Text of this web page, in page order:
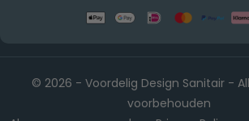
© 2026 - Voordelig Design Sanitair -
voorbehouden